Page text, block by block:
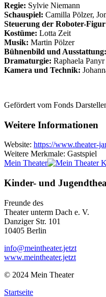
Regie: Sylvie Niemann
Schauspiel: Camilla Pölzer,
Steuerung der Roboter-
Kostüme: Lotta Zeit
Musik: Martin Pölzer
Bühnenbild und Ausstattung:
Dramaturgie: Raphaela Panyr
Kamera und Technik:
Gefördert vom Fonds
Weitere Informationen
Website: https://www.theater-
Weitere Merkmale: Gastspiel
Mein Theater
Kinder- und
Freunde des
Theater unterm Dach e. V.
Danziger Str. 101
10405 Berlin
info@meintheater.jetzt
www.meintheater.jetzt
© 2024 Mein Theater
Startseite